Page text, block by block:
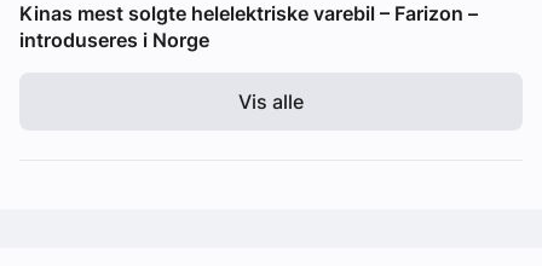
Kinas mest solgte helelektriske varebil – Farizon –
introduseres i Norge
Vis alle